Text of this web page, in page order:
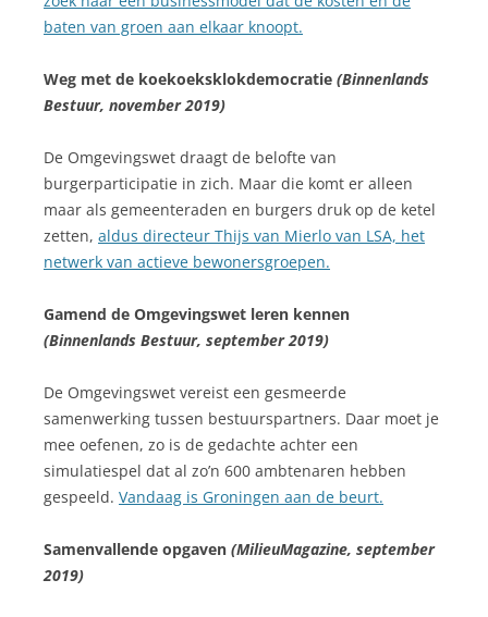
baten van groen aan elkaar knoopt.
Weg met de koekoeksklokdemocratie (Binnenlands
Bestuur, november 2019)
De Omgevingswet draagt de belofte van
burgerparticipatie in zich. Maar die komt er alleen
maar als gemeenteraden en burgers druk op de ketel
zetten, aldus directeur Thijs van Mierlo van LSA, het
netwerk van actieve bewonersgroepen.
Gamend de Omgevingswet leren kennen
(Binnenlands Bestuur, september 2019)
De Omgevingswet vereist een gesmeerde
samenwerking tussen bestuurspartners. Daar moet je
mee oefenen, zo is de gedachte achter een
simulatiespel dat al zo’n 600 ambtenaren hebben
gespeeld. Vandaag is Groningen aan de beurt.
Samenvallende opgaven (MilieuMagazine, september
2019)